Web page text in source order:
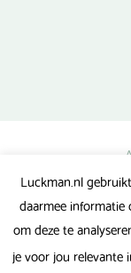
Luckman.nl
daarmee
om deze te
je voor jou relevante